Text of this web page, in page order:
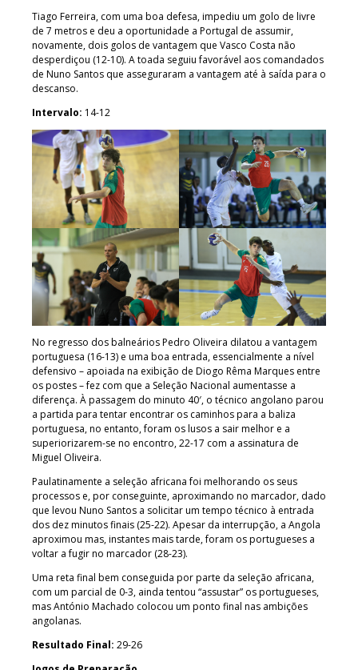
Tiago Ferreira, com uma boa defesa, impediu um golo de livre
de 7 metros e deu a oportunidade a Portugal de assumir,
novamente, dois golos de vantagem que Vasco Costa não
desperdiçou (12-10). A toada seguiu favorável aos comandados
de Nuno Santos que asseguraram a vantagem até à saída para o
descanso.
Intervalo: 14-12
No regresso dos balneários Pedro Oliveira dilatou a vantagem
portuguesa (16-13) e uma boa entrada, essencialmente a nível
defensivo – apoiada na exibição de Diogo Rêma Marques entre
os postes – fez com que a Seleção Nacional aumentasse a
diferença. À passagem do minuto 40′, o técnico angolano parou
a partida para tentar encontrar os caminhos para a baliza
portuguesa, no entanto, foram os lusos a sair melhor e a
superiorizarem-se no encontro, 22-17 com a assinatura de
Miguel Oliveira.
Paulatinamente a seleção africana foi melhorando os seus
processos e, por conseguinte, aproximando no marcador, dado
que levou Nuno Santos a solicitar um tempo técnico à entrada
dos dez minutos finais (25-22). Apesar da interrupção, a Angola
aproximou mas, instantes mais tarde, foram os portugueses a
voltar a fugir no marcador (28-23).
Uma reta final bem conseguida por parte da seleção africana,
com um parcial de 0-3, ainda tentou “assustar” os portugueses,
mas António Machado colocou um ponto final nas ambições
angolanas.
Resultado Final: 29-26